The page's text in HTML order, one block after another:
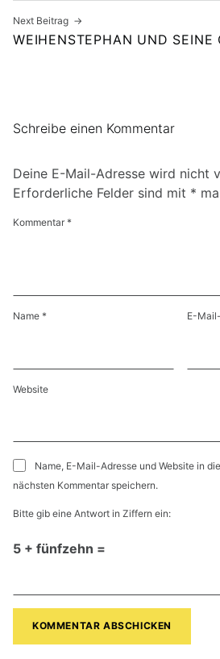
Next Beitrag
WEIHENSTEPHAN UND SEINE
Schreibe einen Kommentar
Deine E-Mail-Adresse wird nicht
Erforderliche Felder sind mit *
Kommentar *
Name * E-
Website
Name, E-Mail-Adresse und Website in
nächsten Kommentar speichern.
Bitte gib eine Antwort in Ziffern ein:
5 + fünfzehn =